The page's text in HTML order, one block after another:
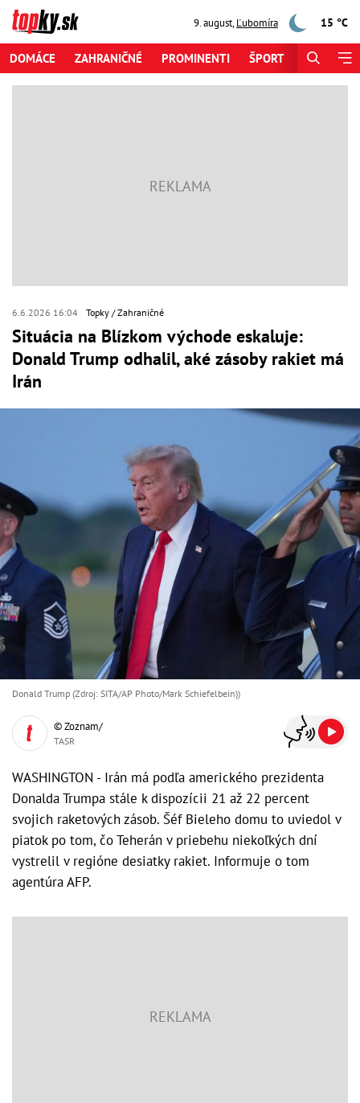
9. august,Ľubomíra 15 °C
DOMÁCE ZAHRANIČNÉ PROMINENTI ŠPORT
6.6.2026 16:04 Topky Zahraničné
Situácia na Blízkom východe eskaluje:
Donald Trump odhalil, aké zásoby rakiet má
Irán
Donald Trump (Zdroj: SITA/AP Photo/Mark Schiefelbein))
© Zoznam/
TASR
WASHINGTON - Irán má podľa amerického prezidenta
Donalda Trumpa stále k dispozícii 21 až 22 percent
svojich raketových zásob. Šéf Bieleho domu to uviedol v
piatok po tom, čo Teherán v priebehu niekoľkých dní
vystrelil v regióne desiatky rakiet. Informuje o tom
agentúra AFP.